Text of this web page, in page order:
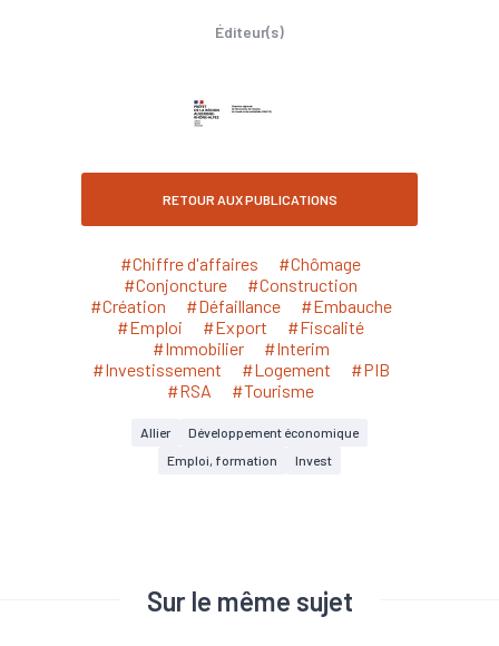
Éditeur(s)
RETOUR AUX PUBLICATIONS
#Chiffre d'affaires
#Chômage
#Conjoncture
#Construction
#Création
#Défaillance
#Embauche
#Emploi
#Export
#Fiscalité
#Immobilier
#Interim
#Investissement
#Logement
#PIB
#RSA
#Tourisme
Allier
Développement économique
Emploi, formation
Invest
Sur le même sujet